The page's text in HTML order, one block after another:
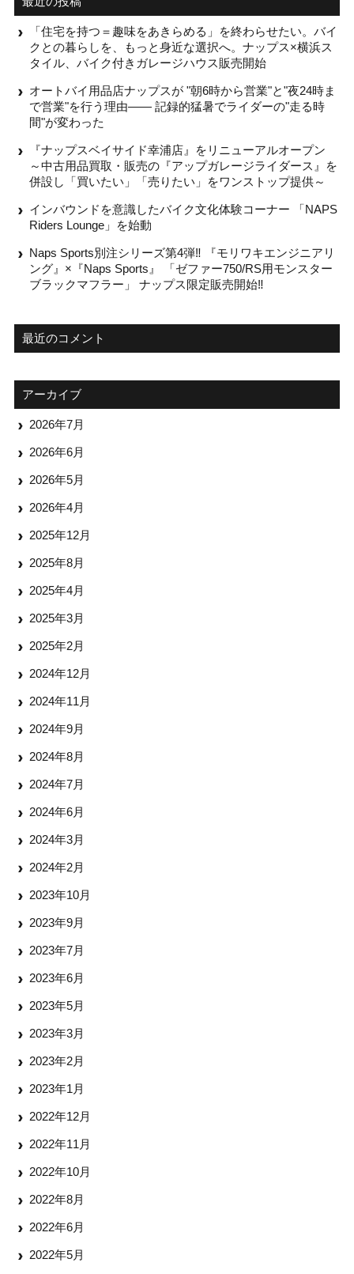
「住宅を持つ＝趣味をあきらめる」を終わらせたい。バイ
クとの暮らしを、もっと身近な選択へ。ナップス×横浜ス
タイル、バイク付きガレージハウス販売開始
オートバイ用品店ナップスが "朝6時から営業"と"夜24時ま
で営業"を行う理由—— 記録的猛暑でライダーの"走る時
間"が変わった
『ナップスベイサイド幸浦店』をリニューアルオープン
～中古用品買取・販売の『アップガレージライダース』を
併設し「買いたい」「売りたい」をワンストップ提供～
インバウンドを意識したバイク文化体験コーナー 「NAPS
Riders Lounge」を始動
Naps Sports別注シリーズ第4弾‼ 『モリワキエンジニアリ
ング』×『Naps Sports』 「ゼファー750/RS用モンスター
ブラックマフラー」 ナップス限定販売開始‼
最近のコメント
アーカイブ
2026年7月
2026年6月
2026年5月
2026年4月
2025年12月
2025年8月
2025年4月
2025年3月
2025年2月
2024年12月
2024年11月
2024年9月
2024年8月
2024年7月
2024年6月
2024年3月
2024年2月
2023年10月
2023年9月
2023年7月
2023年6月
2023年5月
2023年3月
2023年2月
2023年1月
2022年12月
2022年11月
2022年10月
2022年8月
2022年6月
2022年5月